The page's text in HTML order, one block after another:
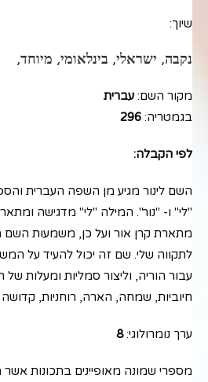
שיוך:
נקבה, ישראלי, בינלאומי, מיוחד,
מקור השם: עברית
בגמטריה: 296
לפי הקבלה:
השם לינור מגיע מן השפה העברית
"לי" ו- "נור". המילה "לי" מדגישה
מתארת קרן אור ועל כן, משמעות השם
לתקווה שלי. שם זה יכול להעיד על
עבור הוריה, וליצור סמליות ומעלות של
חיוביות, שמחה, הארה, רוחניות,
ערך נומרולוגי:8
מספרי שמונה מאופיינים בתכונות